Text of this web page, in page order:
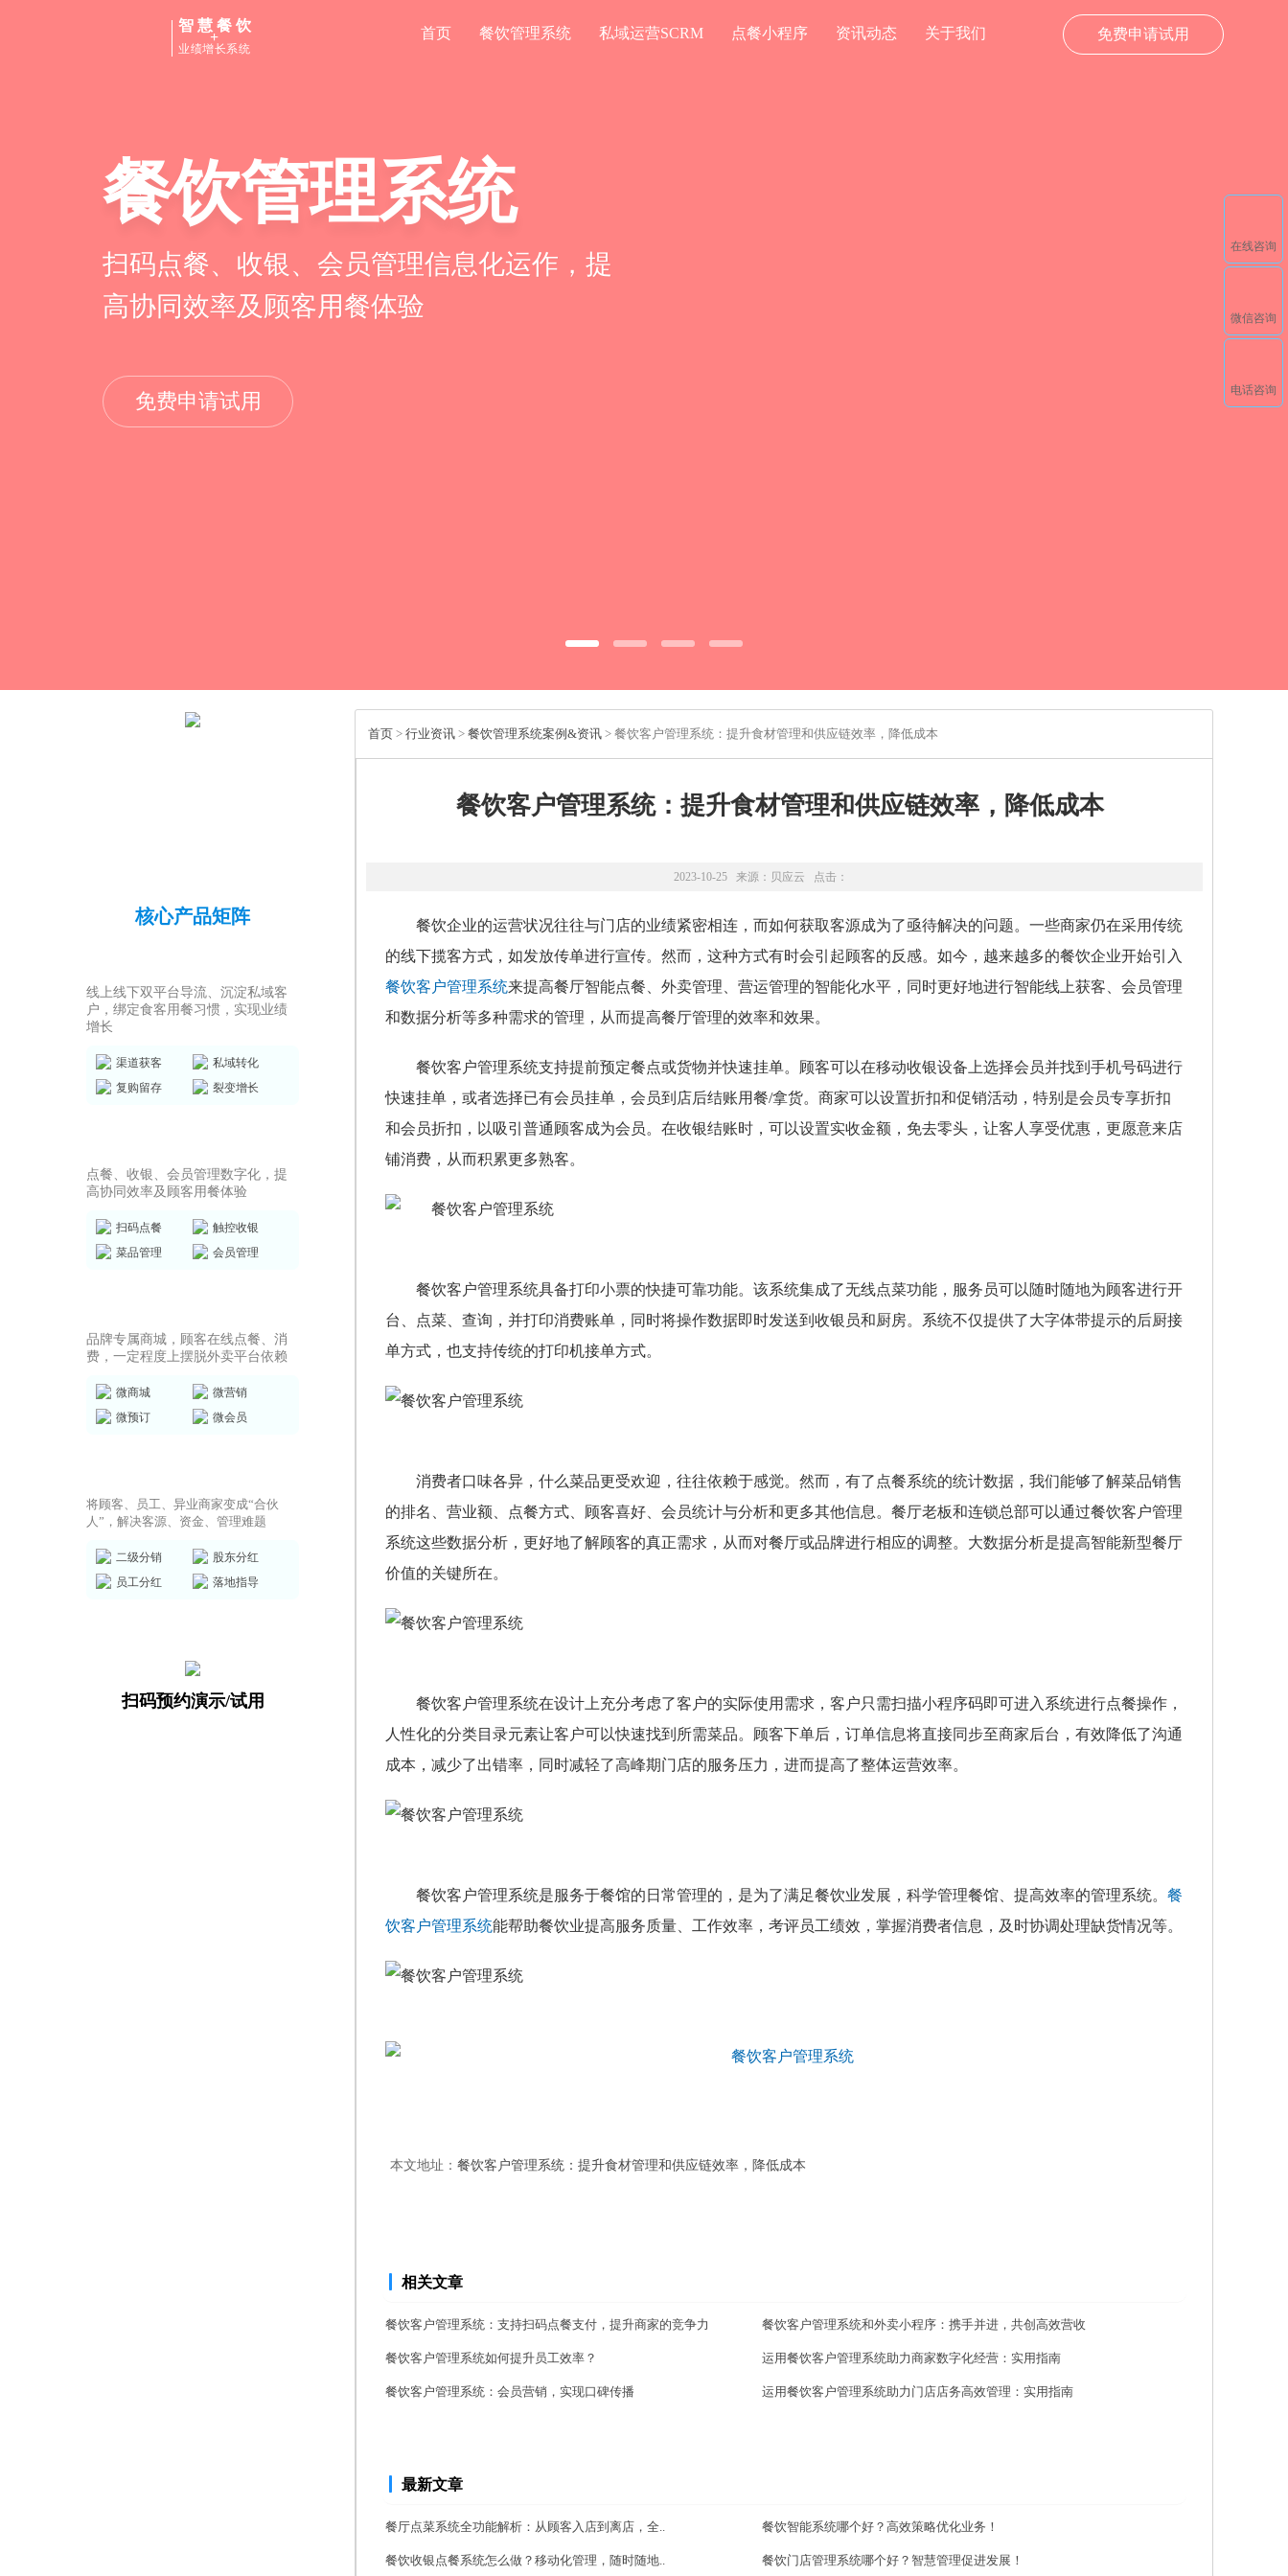
免费申请试用
智慧餐饮
+
业绩增长系统
首页 餐饮管理系统 私域运营SCRM 点餐小程序 资讯动态 关于我们
餐饮管理系统
扫码点餐、收银、会员管理信息化运作，提
高协同效率及顾客用餐体验
免费申请试用
私域运营SCRM
线上线下双平台导流、沉淀私域客户，绑定
食客用餐习惯，实现业绩增长
免费申请试用
核心产品矩阵
线上线下双平台导流、沉淀私域客
户，绑定食客用餐习惯，实现业绩
增长
渠道获客
私域转化
复购留存
裂变增长
点餐、收银、会员管理数字化，提
高协同效率及顾客用餐体验
扫码点餐
触控收银
菜品管理
会员管理
品牌专属商城，顾客在线点餐、消
费，一定程度上摆脱外卖平台依赖
微商城
微营销
微预订
微会员
将顾客、员工、异业商家变成“合伙
人”，解决客源、资金、管理难题
二级分销
股东分红
员工分红
落地指导
扫码预约演示/试用
首页 > 行业资讯 > 餐饮管理系统案例&资讯 > 餐饮客户管理系统：提升食材管理和供应链效率，降低成本
餐饮客户管理系统：提升食材管理和供应链效率，降低成本
2023-10-25 来源： 贝应云 点击：
餐饮企业的运营状况往往与门店的业绩紧密相连，而如何获取客源成为了亟待解决的问题。一些商家仍在采用传统
的线下揽客方式，如发放传单进行宣传。然而，这种方式有时会引起顾客的反感。如今，越来越多的餐饮企业开始引入
餐饮客户管理系统来提高餐厅智能点餐、外卖管理、营运管理的智能化水平，同时更好地进行智能线上获客、会员管理
和数据分析等多种需求的管理，从而提高餐厅管理的效率和效果。
餐饮客户管理系统支持提前预定餐点或货物并快速挂单。顾客可以在移动收银设备上选择会员并找到手机号码进行
快速挂单，或者选择已有会员挂单，会员到店后结账用餐/拿货。商家可以设置折扣和促销活动，特别是会员专享折扣
和会员折扣，以吸引普通顾客成为会员。在收银结账时，可以设置实收金额，免去零头，让客人享受优惠，更愿意来店
铺消费，从而积累更多熟客。
餐饮客户管理系统具备打印小票的快捷可靠功能。该系统集成了无线点菜功能，服务员可以随时随地为顾客进行开
台、点菜、查询，并打印消费账单，同时将操作数据即时发送到收银员和厨房。系统不仅提供了大字体带提示的后厨接
单方式，也支持传统的打印机接单方式。
消费者口味各异，什么菜品更受欢迎，往往依赖于感觉。然而，有了点餐系统的统计数据，我们能够了解菜品销售
的排名、营业额、点餐方式、顾客喜好、会员统计与分析和更多其他信息。餐厅老板和连锁总部可以通过餐饮客户管理
系统这些数据分析，更好地了解顾客的真正需求，从而对餐厅或品牌进行相应的调整。大数据分析是提高智能新型餐厅
价值的关键所在。
餐饮客户管理系统在设计上充分考虑了客户的实际使用需求，客户只需扫描小程序码即可进入系统进行点餐操作，
人性化的分类目录元素让客户可以快速找到所需菜品。顾客下单后，订单信息将直接同步至商家后台，有效降低了沟通
成本，减少了出错率，同时减轻了高峰期门店的服务压力，进而提高了整体运营效率。
餐饮客户管理系统是服务于餐馆的日常管理的，是为了满足餐饮业发展，科学管理餐馆、提高效率的管理系统。 餐
饮客户管理系统能帮助餐饮业提高服务质量、工作效率，考评员工绩效，掌握消费者信息，及时协调处理缺货情况等。
本文地址： 餐饮客户管理系统：提升食材管理和供应链效率，降低成本
相关文章
餐饮客户管理系统：支持扫码点餐支付，提升商家的竞争力 餐饮客户管理系统和外卖小程序：携手并进，共创高效营收
餐饮客户管理系统如何提升员工效率？ 运用餐饮客户管理系统助力商家数字化经营：实用指南
餐饮客户管理系统：会员营销，实现口碑传播 运用餐饮客户管理系统助力门店店务高效管理：实用指南
最新文章
餐厅点菜系统全功能解析：从顾客入店到离店，全.. 餐饮智能系统哪个好？高效策略优化业务！
餐饮收银点餐系统怎么做？移动化管理，随时随地.. 餐饮门店管理系统哪个好？智慧管理促进发展！
在线咨询
微信咨询
电话咨询